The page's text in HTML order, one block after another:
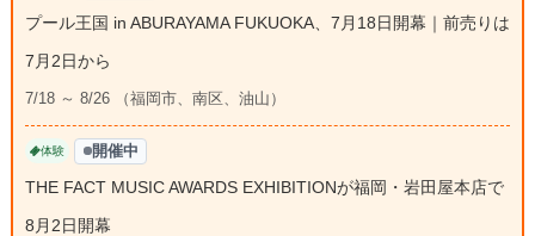
プール王国 in ABURAYAMA FUKUOKA、7月18日開幕｜前売りは
7月2日から
7/18 ～ 8/26 （福岡市、南区、油山）
体験 開催中
THE FACT MUSIC AWARDS EXHIBITIONが福岡・岩田屋本店で
8月2日開幕